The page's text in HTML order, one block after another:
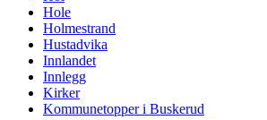
Hole
Holmestrand
Hustadvika
Innlandet
Innlegg
Kirker
Kommunetopper i Buskerud